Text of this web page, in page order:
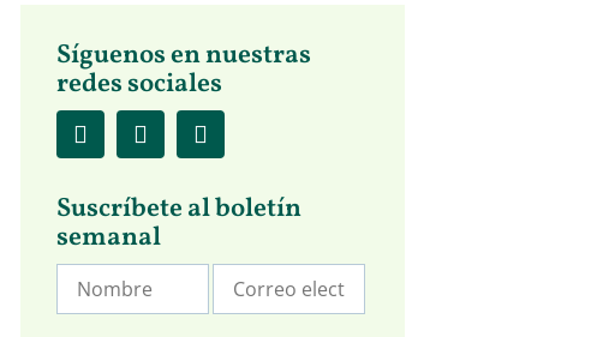
Síguenos en nuestras
redes sociales
Suscríbete al boletín
semanal